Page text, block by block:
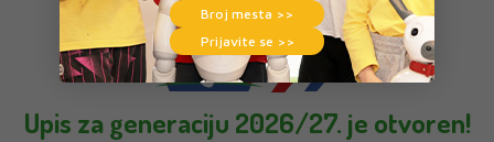
Upis za generaciju 2026/27. je otvoren!
Broj mesta >>
Prijavite se >>